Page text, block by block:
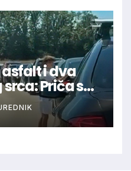
i dva
Priča s
regiju